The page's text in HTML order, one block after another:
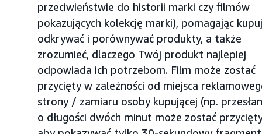
przeciwieństwie do historii marki czy filmów
pokazujących kolekcję marki), pomagając
odkrywać i porównywać produkty, a także
zrozumieć, dlaczego Twój produkt najlepiej
odpowiada ich potrzebom. Film może zostać
przycięty w zależności od miejsca
strony / zamiaru osoby kupującej (np.
o długości dwóch minut może zostać